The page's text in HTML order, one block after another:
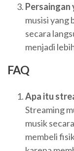
musisi yang
secara
menjadi
FAQ
Apa itu
Streaming
musik
membeli